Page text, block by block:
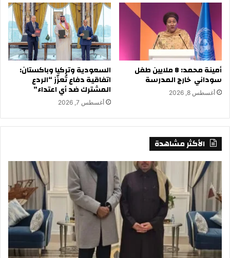
أمينة محمد: 8 ملايين طفل
سوداني خارج المدرسة
أغسطس 8, 2026
السعودية وتركيا وباكستان:
اتفاقية دفاع تُعزّز “الردع
المشترك ضد أي اعتداء”
أغسطس 7, 2026
الأكثر مشاهدة